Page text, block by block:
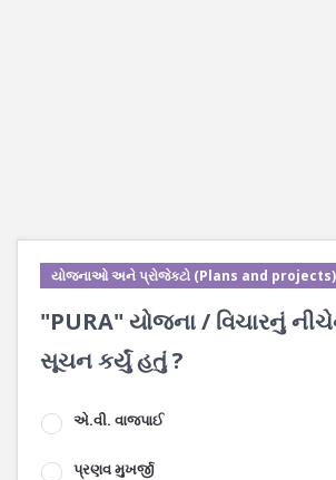
યોજનાઓ અને પ્રોજેક્ટો (Plans and projects)
"PURA" યોજના / વિચારનું
સૂચન કર્યું હતું ?
એ.વી. વાજપાઈ
પ્રણવ મુખર્જી